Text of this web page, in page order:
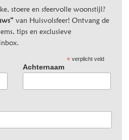
stoere en sfeervolle woonstijl?
van Huisvolsfeer! Ontvang de
tips en exclusieve
*verplicht veld
Achternaam